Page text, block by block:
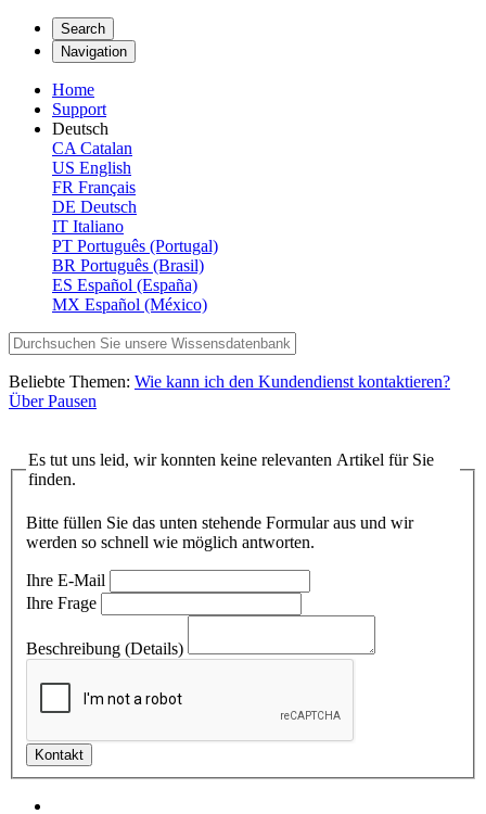
Search
Navigation
Home
Support
Deutsch
CA Catalan
US English
FR Français
DE Deutsch
IT Italiano
PT Português (Portugal)
BR Português (Brasil)
ES Español (España)
MX Español (México)
Beliebte Themen: Wie kann ich den Kundendienst kontaktieren?
Über Pausen
Es tut uns leid, wir konnten keine relevanten Artikel für Sie
finden.
Bitte füllen Sie das unten stehende Formular aus und wir
werden so schnell wie möglich antworten.
Ihre E-Mail
Ihre Frage
Beschreibung (Details)